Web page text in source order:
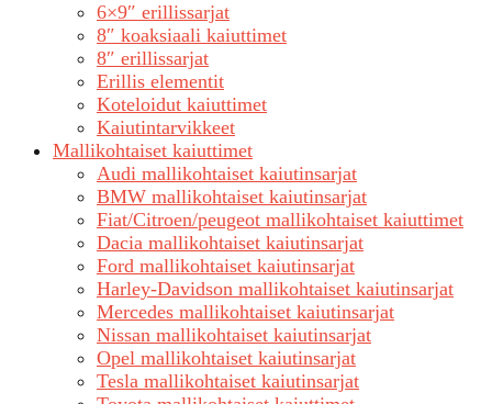
6×9″ erillissarjat
8″ koaksiaali kaiuttimet
8″ erillissarjat
Erillis elementit
Koteloidut kaiuttimet
Kaiutintarvikkeet
Mallikohtaiset kaiuttimet
Audi mallikohtaiset kaiutinsarjat
BMW mallikohtaiset kaiutinsarjat
Fiat/Citroen/peugeot mallikohtaiset kaiuttimet
Dacia mallikohtaiset kaiutinsarjat
Ford mallikohtaiset kaiutinsarjat
Harley-Davidson mallikohtaiset kaiutinsarjat
Mercedes mallikohtaiset kaiutinsarjat
Nissan mallikohtaiset kaiutinsarjat
Opel mallikohtaiset kaiutinsarjat
Tesla mallikohtaiset kaiutinsarjat